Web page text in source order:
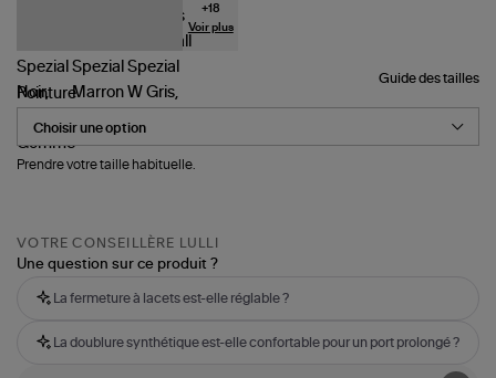
+18
Voir plus
Guide des tailles
Pointure
Prendre votre taille habituelle.
VOTRE CONSEILLÈRE LULLI
Une question sur ce produit ?
La fermeture à lacets est-elle réglable ?
La doublure synthétique est-elle confortable pour un port prolongé ?